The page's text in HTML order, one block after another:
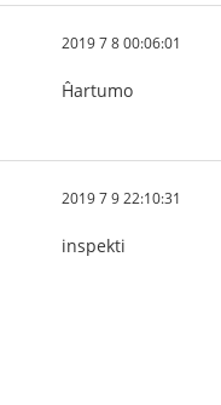
2019 7 8 00:06:01
Ĥartumo
2019 7 9 22:10:31
inspekti